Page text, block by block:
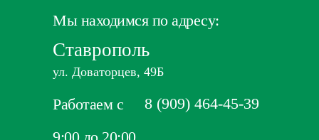
Мы находимся по адресу:
Ставрополь
ул. Доваторцев, 49Б
8 (909) 464-45-39
Работаем с